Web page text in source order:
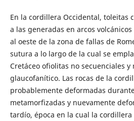
En la cordillera Occidental, toleitas
a las generadas en arcos
al oeste de la zona de fallas de
sutura a lo largo de la cual se
Cretáceo ofiolitas no secuenciales
glaucofanítico. Las rocas de la
probablemente deformadas
metamorfizadas y nuevamente
tardío, época en la cual la